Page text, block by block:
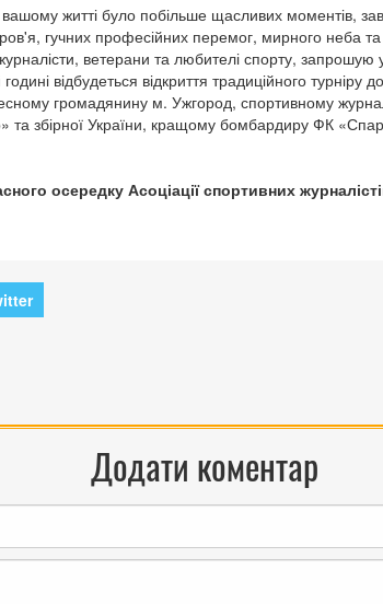
житті було побільше щасливих моментів,
гучних професійних перемог, мирного неба та
ветерани та любителі спорту, запрошую
відбудеться відкриття традиційного турніру
громадянину м. Ужгород, спортивному
та збірної України, кращому бомбардиру ФК
осередку Асоціації спортивних
Додати коментар